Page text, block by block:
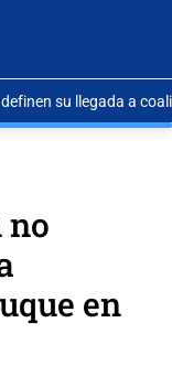
su llegada a
no
en